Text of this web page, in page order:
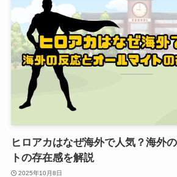
ヒロアカはなぜ海外で人気？海外
トの存在感を解説
2025年10月8日